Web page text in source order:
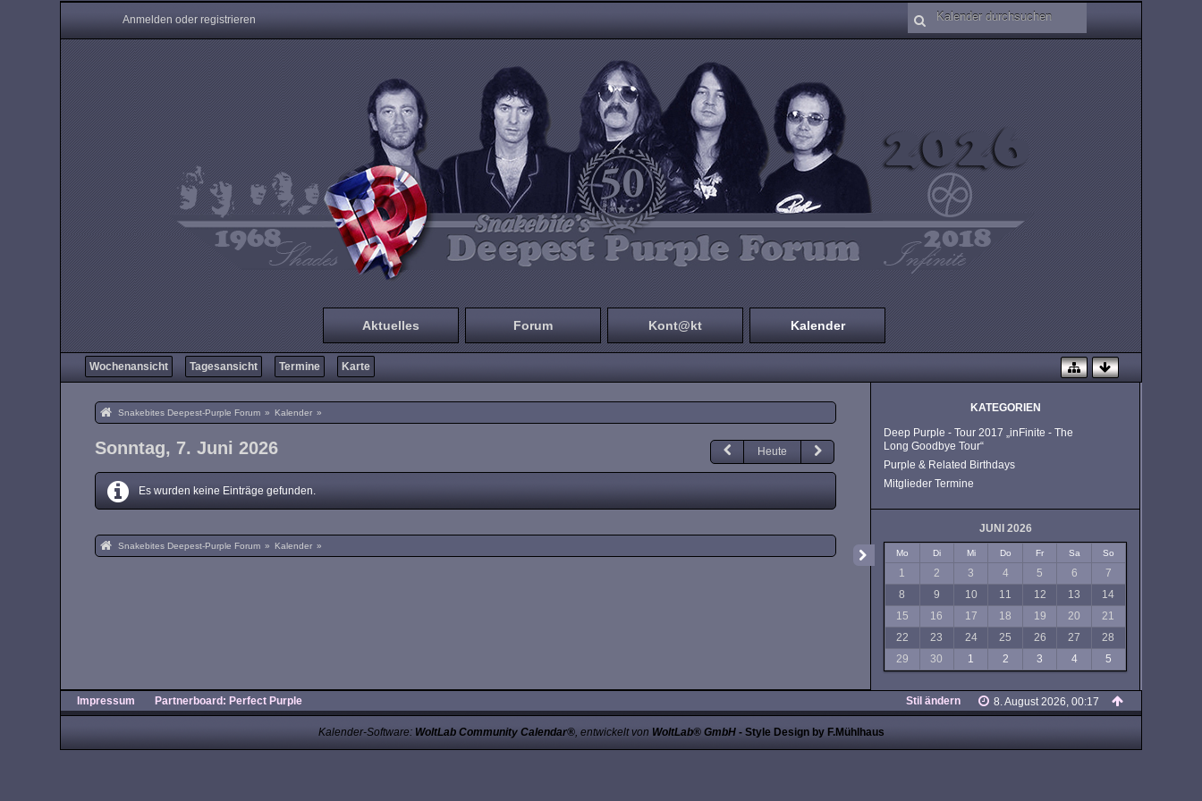
Anmelden oder registrieren
Aktuelles Forum Kont@kt Kalender
Wochenansicht Tagesansicht Termine Karte
Snakebites Deepest-Purple Forum » Kalender »
Sonntag, 7. Juni 2026 Heute
Es wurden keine Einträge gefunden.
Snakebites Deepest-Purple Forum » Kalender »
KATEGORIEN
Deep Purple - Tour 2017 „inFinite - The
Long Goodbye Tour“
Purple & Related Birthdays
Mitglieder Termine
JUNI 2026
Mo Di Mi Do Fr Sa So
1 2 3 4 5 6
7
8
9 10 11 12 13
14
15
16 17 18 19 20
21
22
23 24 25 26 27
28
29
30 1 2 3 4 5
Impressum Partnerboard: Perfect Purple 8. August 2026, 00:17
Stil ändern
Kalender-Software: WoltLab Community Calendar®, entwickelt von WoltLab® GmbH